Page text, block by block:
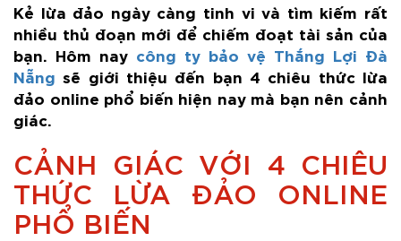
Kẻ lừa đảo ngày càng tinh vi và tìm kiếm rất
nhiều thủ đoạn mới để chiếm đoạt tài sản của
bạn. Hôm nay công ty bảo vệ Thắng Lợi Đà
Nẵng sẽ giới thiệu đến bạn 4 chiêu thức lừa
đảo online phổ biến hiện nay mà bạn nên cảnh
giác.
CẢNH GIÁC VỚI 4 CHIÊU
THỨC LỪA ĐẢO ONLINE
PHỔ BIẾN